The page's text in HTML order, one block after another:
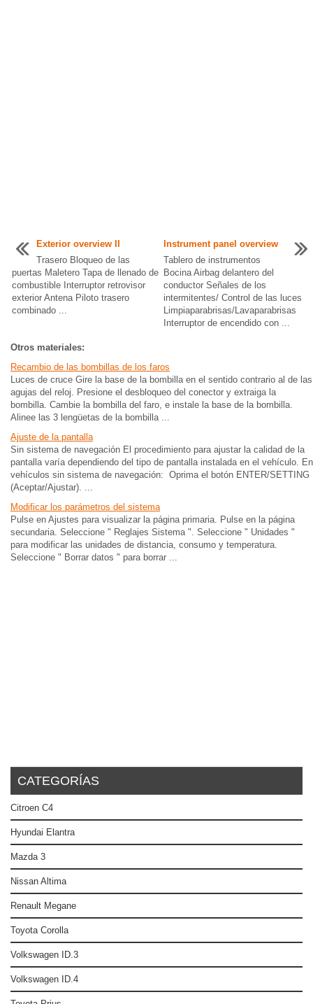
Exterior overview II
Trasero Bloqueo de las
puertas Maletero Tapa de llenado de
combustible Interruptor retrovisor
exterior Antena Piloto trasero
combinado ...
Instrument panel overview
Tablero de instrumentos
Bocina Airbag delantero del
conductor Señales de los
intermitentes/ Control de las luces
Limpiaparabrisas/Lavaparabrisas
Interruptor de encendido con ...
Otros materiales:
Recambio de las bombillas de los faros
Luces de cruce Gire la base de la bombilla en el sentido contrario al de las
agujas del reloj. Presione el desbloqueo del conector y extraiga la
bombilla. Cambie la bombilla del faro, e instale la base de la bombilla.
Alinee las 3 lengüetas de la bombilla ...
Ajuste de la pantalla
Sin sistema de navegación El procedimiento para ajustar la calidad de la
pantalla varía dependiendo del tipo de pantalla instalada en el vehículo. En
vehículos sin sistema de navegación: Oprima el botón ENTER/SETTING
(Aceptar/Ajustar). ...
Modificar los parámetros del sistema
Pulse en Ajustes para visualizar la página primaria. Pulse en la página
secundaria. Seleccione " Reglajes Sistema ". Seleccione " Unidades "
para modificar las unidades de distancia, consumo y temperatura.
Seleccione " Borrar datos " para borrar ...
CATEGORÍAS
Citroen C4
Hyundai Elantra
Mazda 3
Nissan Altima
Renault Megane
Toyota Corolla
Volkswagen ID.3
Volkswagen ID.4